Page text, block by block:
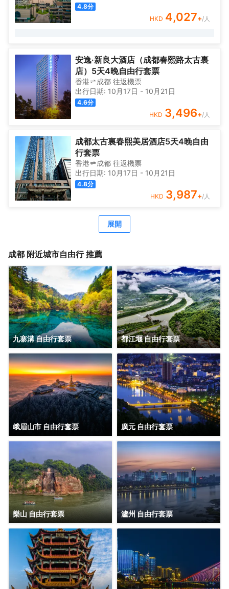
4.8分
HKD 4,027+/人
安逸·新良大酒店（成都春熙路太古裏
店）5天4晚自由行套票
香港 成都 往返機票
出行日期: 10月17日 - 10月21日
4.6分
HKD 3,496+/人
成都太古裏春熙美居酒店5天4晚自由
行套票
香港 成都 往返機票
出行日期: 10月17日 - 10月21日
4.8分
HKD 3,987+/人
展開
成都 附近城市自由行 推薦
九寨溝 自由行套票 都江堰 自由行套票
峨眉山市 自由行套票 廣元 自由行套票
樂山 自由行套票 瀘州 自由行套票